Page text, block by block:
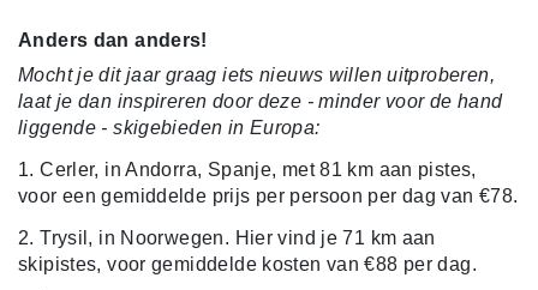
Anders dan anders!
Mocht je dit jaar graag iets nieuws willen uitproberen,
laat je dan inspireren door deze - minder voor de hand
liggende - skigebieden in Europa:
1. Cerler, in Andorra, Spanje, met 81 km aan pistes,
voor een gemiddelde prijs per persoon per dag van €78.
2. Trysil, in Noorwegen. Hier vind je 71 km aan
skipistes, voor gemiddelde kosten van €88 per dag.